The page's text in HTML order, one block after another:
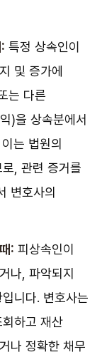
특정 상속인이
및 증가에
는 다른
)을 상속분에서
는 법원의
, 관련 증거를
변호사의
: 피상속인이
나, 파악되지
니다. 변호사는
하고 재산
나 정확한 채무